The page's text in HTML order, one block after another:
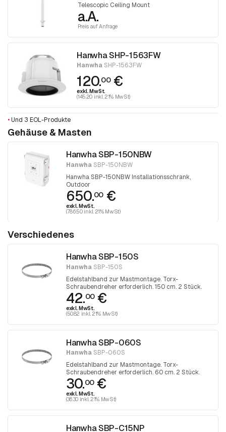
Telescopic Ceiling Mount
a.A.
Preis auf Anfrage
Hanwha SHP-1563FW
Hanwha SHP-1563FW
120.00€
exkl. MwSt.
(145.20 inkl. 21% MwSt)
• Und 3 EOL-Produkte
Gehäuse & Masten
Hanwha SBP-150NBW
Hanwha SBP-150NBW
Hanwha SBP-150NBW Installationsschrank,
Outdoor
650.00€
exkl. MwSt.
(786.50 inkl. 21% MwSt)
Verschiedenes
Hanwha SBP-150S
Hanwha SBP-150S
Edelstahlband zur Mastmontage. Torx-
Schraubendreher erforderlich. 150 cm. 2 Stück.
42.00€
exkl. MwSt.
(50.82 inkl. 21% MwSt)
Hanwha SBP-060S
Hanwha SBP-060S
Edelstahlband zur Mastmontage. Torx-
Schraubendreher erforderlich. 60 cm. 2 Stück.
30.00€
exkl. MwSt.
(36.30 inkl. 21% MwSt)
Hanwha SBP-C15NP